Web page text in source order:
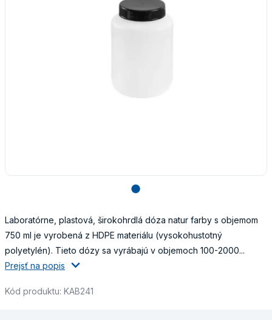
lens
Laboratórne, plastová, širokohrdlá dóza natur farby s objemom
750 ml je vyrobená z HDPE materiálu (vysokohustotný
polyetylén). Tieto dózy sa vyrábajú v objemoch 100-2000...
Prejsť na popis
Kód produktu: KAB241